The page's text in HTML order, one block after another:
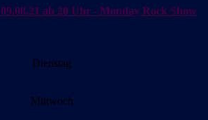
09.08.21 ab 20 Uhr - Monday Rock Show
Dienstag
Mittwoch